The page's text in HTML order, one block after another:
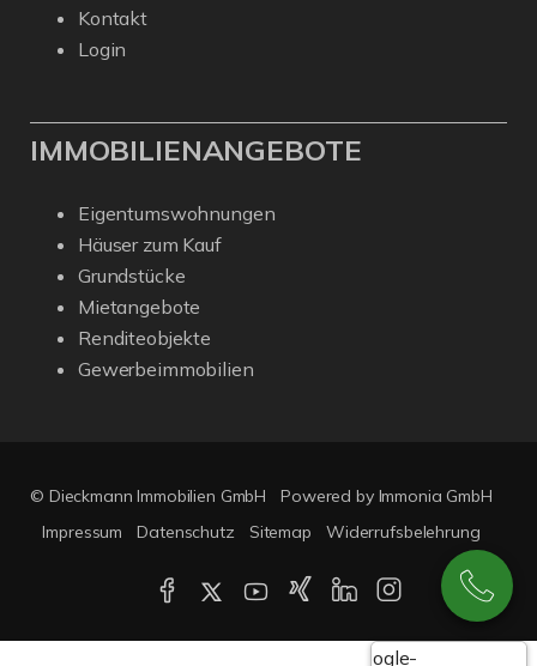
Kontakt
Login
IMMOBILIENANGEBOTE
Eigentumswohnungen
Häuser zum Kauf
Grundstücke
Mietangebote
Renditeobjekte
Gewerbeimmobilien
© Dieckmann Immobilien GmbH
Powered by Immonia GmbH
Impressum
Datenschutz Sitemap Widerrufsbelehrung
Google-